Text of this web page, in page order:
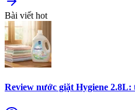
Bài viết hot
Review nước giặt Hygiene